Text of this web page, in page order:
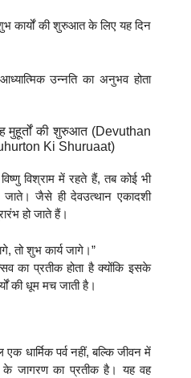
कार्यों की शुरुआत के लिए यह दिन
उन्नति का अनुभव होता
मुहूर्तों की शुरुआत (Devuthan
Ki Shuruaat)
विश्राम में रहते हैं, तब कोई भी
जाते। जैसे ही देवउत्थान एकादशी
हो जाते हैं।
तो शुभ कार्य जागे।”
का प्रतीक होता है क्योंकि इसके
की धूम मच जाती है।
धार्मिक पर्व नहीं, बल्कि जीवन में
के जागरण का प्रतीक है। यह वह